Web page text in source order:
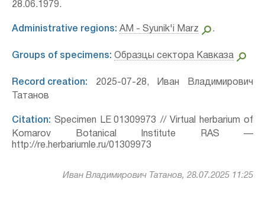
28.06.1979.
Administrative regions: AM - Syunik'i Marz .
Groups of specimens: Образцы сектора Кавказа
Record creation: 2025-07-28, Иван Владимирович
Татанов
Citation: Specimen LE 01309973 // Virtual herbarium of
Komarov Botanical Institute RAS —
http://re.herbariumle.ru/01309973
Иван Владимирович Татанов, 28.07.2025 11:25